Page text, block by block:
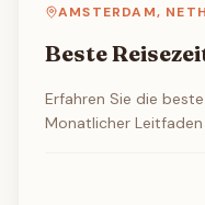
AMSTERDAM,
Beste
Erfahren Sie die
Monatlicher